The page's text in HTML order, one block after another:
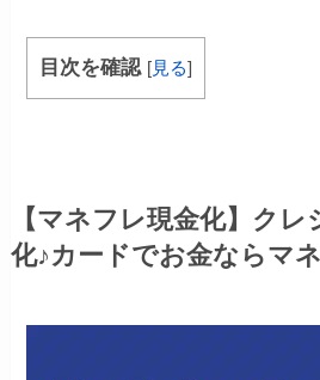
目次を確認 [見る]
【マネフレ現金化】ク
化♪カードでお金ならマ